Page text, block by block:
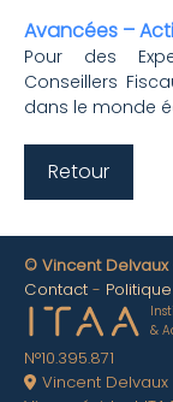
Avancées –
Pour des
Conseillers
dans le monde
Retour
© Vincent Delvaux
Contact
&
N°10.395.871
Vincent Delvaux